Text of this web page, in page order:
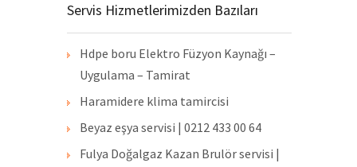
Servis Hizmetlerimizden Bazıları
Hdpe boru Elektro Füzyon Kaynağı –
Uygulama – Tamirat
Haramidere klima tamircisi
Beyaz eşya servisi | 0212 433 00 64
Fulya Doğalgaz Kazan Brulör servisi |